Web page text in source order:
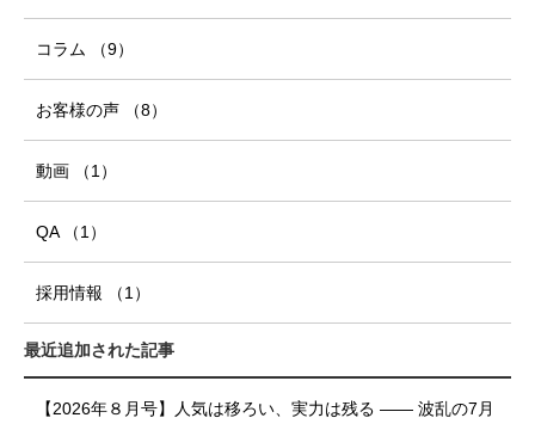
コラム （9）
お客様の声 （8）
動画 （1）
QA （1）
採用情報 （1）
最近追加された記事
【2026年８月号】人気は移ろい、実力は残る ―― 波乱の7月